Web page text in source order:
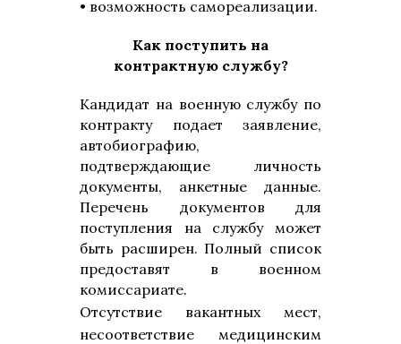
• возможность самореализации.
Как поступить на
контрактную службу?
Кандидат на военную службу по
контракту подает заявление,
автобиографию,
подтверждающие личность
документы, анкетные данные.
Перечень документов для
поступления на службуможет
быть расширен. Полный список
предоставят в военном
комиссариате.
Отсутствие вакантных мест,
несоответствие медицинским